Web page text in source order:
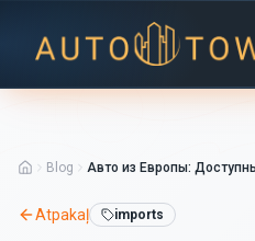
Blog
Atpakaļ imports